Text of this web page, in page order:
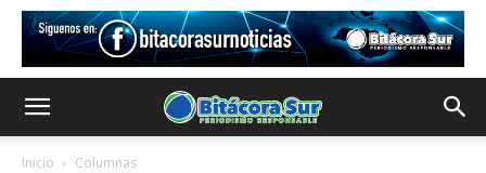
Inicio Columnas